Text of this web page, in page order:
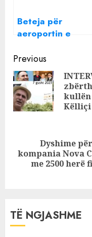
Beteja për
aeroportin e
ukrainasit
rimarrin
kontrollin e pikës
strategjike
Continue
Reading
Previous
kullën
Këlliçi
Next
post:
Dyshime
kompania Nova
me 2500 herë
TË NGJASHME